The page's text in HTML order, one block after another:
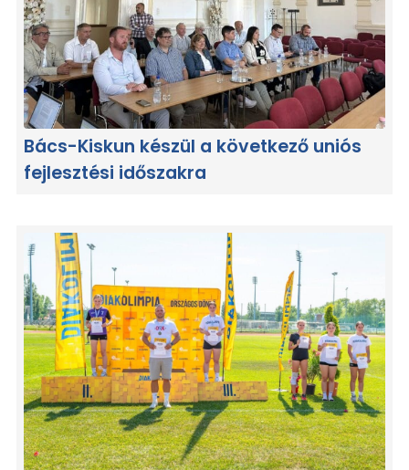
Bács-Kiskun készül a következő uniós
fejlesztési időszakra